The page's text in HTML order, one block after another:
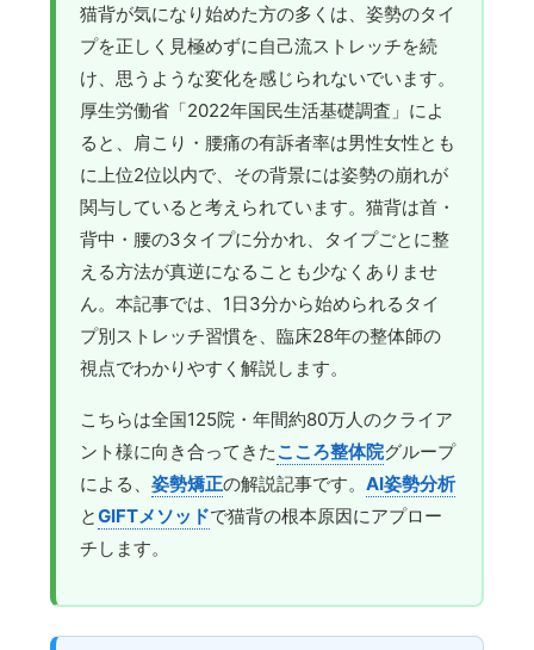
猫背が気になり始めた方の多くは、姿勢のタイ
プを正しく見極めずに自己流ストレッチを続
け、思うような変化を感じられないでいます。
厚生労働省「2022年国民生活基礎調査」によ
ると、肩こり・腰痛の有訴者率は男性女性とも
に上位2位以内で、その背景には姿勢の崩れが
関与していると考えられています。猫背は首・
背中・腰の3タイプに分かれ、タイプごとに整
える方法が真逆になることも少なくありませ
ん。本記事では、1日3分から始められるタイ
プ別ストレッチ習慣を、臨床28年の整体師の
視点でわかりやすく解説します。
こちらは全国125院・年間約80万人のクライア
ント様に向き合ってきたこころ整体院グループ
による、姿勢矯正の解説記事です。AI姿勢分析
とGIFTメソッドで猫背の根本原因にアプロー
チします。